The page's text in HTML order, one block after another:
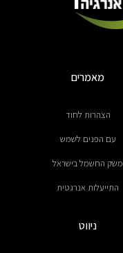
מאמרים
הצהרות לחוד
עם הפנים לשמש
משק החשמל בישראל
התייעלות אנרגטית
ניווט